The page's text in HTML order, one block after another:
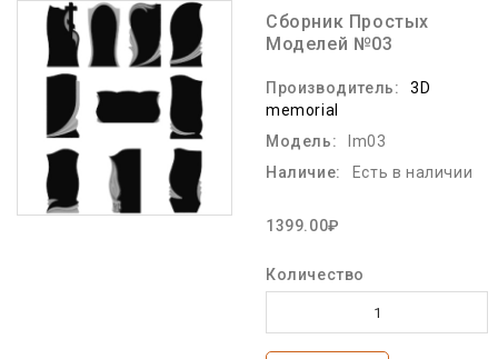
Сборник Простых
Моделей №03
Производитель:
3D
memorial
Модель:
lm03
Наличие:
Есть в наличии
1399.00₽
Количество